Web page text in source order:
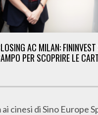
AC MILAN: FININVEST
PER SCOPRIRE LE
cinesi di Sino Europe